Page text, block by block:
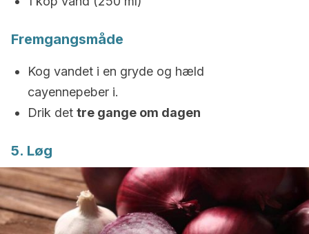
Fremgangsmåde
Kog vandet i en gryde og hæld
cayennepeber i.
Drik det tre gange om dagen
5. Løg